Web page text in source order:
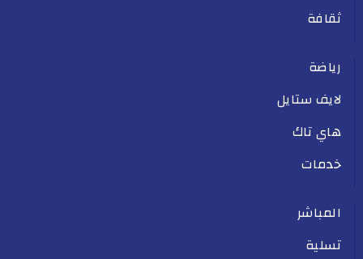
ثقافة
رياضة
لايف ستايل
هاي تاك
خدمات
المباشر
تسلية